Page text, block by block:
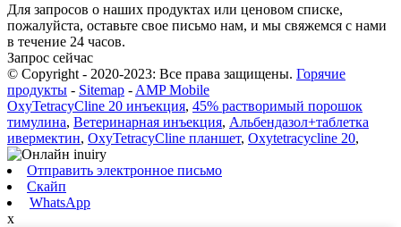
Для запросов о наших продуктах или ценовом списке,
пожалуйста, оставьте свое письмо нам, и мы свяжемся с нами
в течение 24 часов.
Запрос сейчас
© Copyright - 2020-2023: Все права защищены. Горячие
продукты - Sitemap - AMP Mobile
OxyTetracyCline 20 инъекция, 45% растворимый порошок
тимулина, Ветеринарная инъекция, Альбендазол+таблетка
ивермектин, OxyTetracyCline планшет, Oxytetracycline 20,
Отправить электронное письмо
Скайп
WhatsApp
x